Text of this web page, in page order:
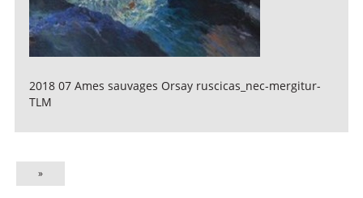
2018 07 Ames sauvages Orsay ruscicas_nec-mergitur-
TLM
»